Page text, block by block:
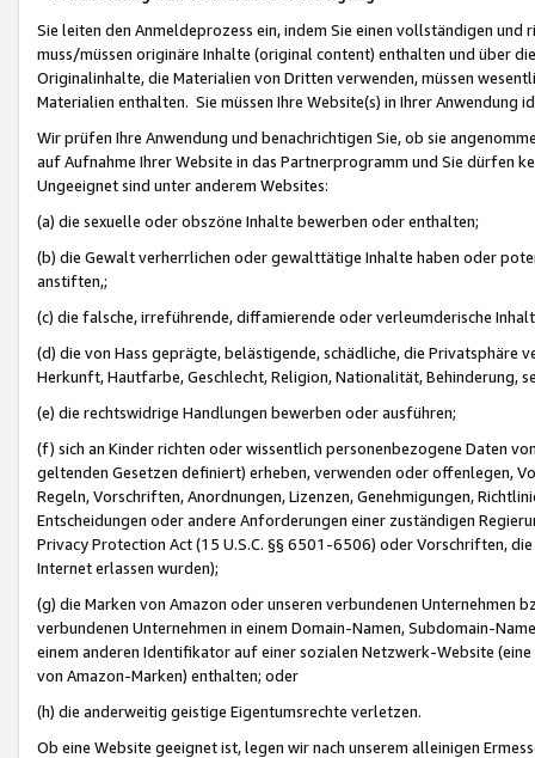
Sie leiten den Anmeldeprozess ein, indem Sie einen vollständigen
muss/müssen originäre Inhalte (original content) enthalten und über
Originalinhalte, die Materialien von Dritten verwenden, müssen
Materialien enthalten. Sie müssen Ihre Website(s) in Ihrer Anwendung
Wir prüfen Ihre Anwendung und benachrichtigen Sie, ob sie
auf Aufnahme Ihrer Website in das Partnerprogramm und Sie dürfen
Ungeeignet sind unter anderem Websites:
(a) die sexuelle oder obszöne Inhalte bewerben oder enthalten;
(b) die Gewalt verherrlichen oder gewalttätige Inhalte haben oder
anstiften,;
(c) die falsche, irreführende, diffamierende oder verleumderische
(d) die von Hass geprägte, belästigende, schädliche, die Privatsphäre
Herkunft, Hautfarbe, Geschlecht, Religion, Nationalität, Behinderung,
(e) die rechtswidrige Handlungen bewerben oder ausführen;
(f) sich an Kinder richten oder wissentlich personenbezogene Daten
geltenden Gesetzen definiert) erheben, verwenden oder offenlegen,
Regeln, Vorschriften, Anordnungen, Lizenzen, Genehmigungen,
Entscheidungen oder andere Anforderungen einer zuständigen
Privacy Protection Act (15 U.S.C. §§ 6501-6506) oder Vorschriften,
Internet erlassen wurden);
(g) die Marken von Amazon oder unseren verbundenen Unternehmen
verbundenen Unternehmen in einem Domain-Namen, Subdomain-
einem anderen Identifikator auf einer sozialen Netzwerk-Website
von Amazon-Marken) enthalten; oder
(h) die anderweitig geistige Eigentumsrechte verletzen.
Ob eine Website geeignet ist, legen wir nach unserem alleinigen